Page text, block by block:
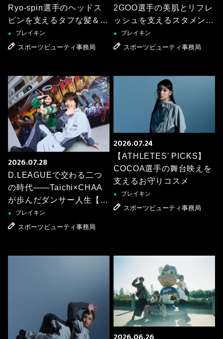
Ryo-spin選手のヘッドス
ピンを支えるタフな髪＆肌
ケア
● ブレイキン
スポーツビューティ事務局
2GOO選手の美肌とリフレ
ッシュを支えるスタメンア
イテム
● ブレイキン
スポーツビューティ事務局
2026.07.28
D.LEAGUEで交わる二つ
の時代――Taichi×CHAA
が歩んだダンサー人生【ス
ペシャル対談】
● ブレイキン
スポーツビューティ事務局
2026.07.24
【ATHLETES' PICKS】
COCOA選手の舞台映えを
支えるお守りコスメ
● ブレイキン
スポーツビューティ事務局